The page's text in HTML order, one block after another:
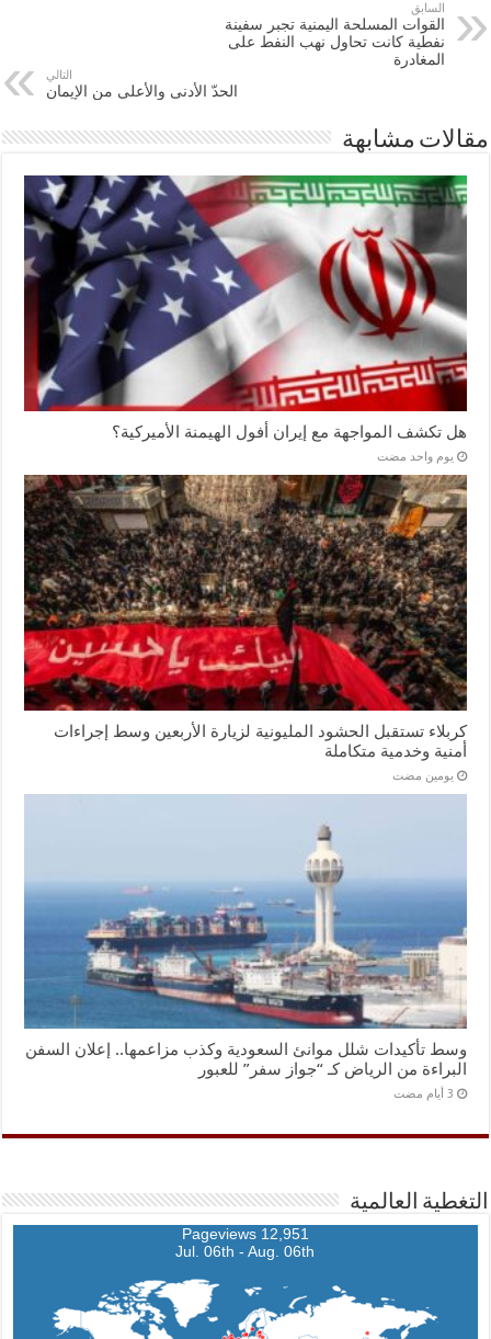
السابق
القوات المسلحة اليمنية تجبر سفينة
نفطية كانت تحاول نهب النفط على
المغادرة
التالي
الحدّ الأدنى والأعلى من الإيمان
مقالات مشابهة
هل تكشف المواجهة مع إيران أفول الهيمنة الأميركية؟
‏يوم واحد مضت
كربلاء تستقبل الحشود المليونية لزيارة الأربعين وسط إجراءات
أمنية وخدمية متكاملة
‏يومين مضت
وسط تأكيدات شلل موانئ السعودية وكذب مزاعمها.. إعلان السفن
البراءة من الرياض كـ “جواز سفر” للعبور
التغطية العالمية
12,951 Pageviews
Jul. 06th - Aug. 06th